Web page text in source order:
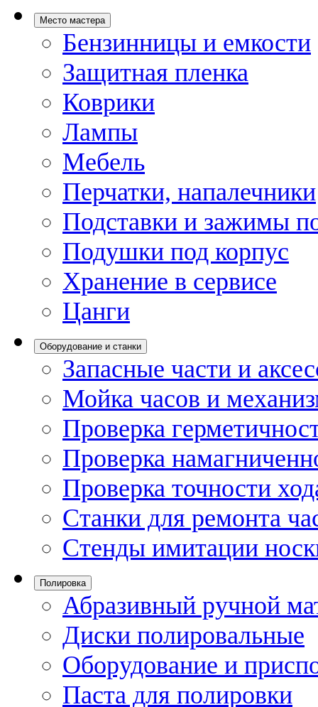
Место мастера
Бензинницы и емкости
Защитная пленка
Коврики
Лампы
Мебель
Перчатки, напалечники
Подставки и зажимы
Подушки под корпус
Хранение в сервисе
Цанги
Оборудование и станки
Запасные части и
Мойка часов и
Проверка
Проверка
Проверка точности
Станки для ремонта
Стенды имитации
Полировка
Абразивный ручной
Диски полировальные
Оборудование и
Паста для полировки